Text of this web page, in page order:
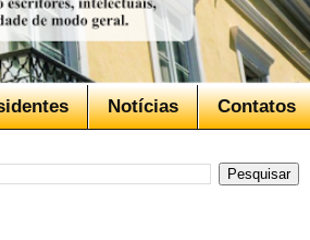
Notícias Contatos